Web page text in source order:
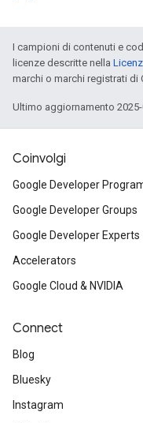
I campioni di contenuti e
licenze descritte nella
marchi o marchi registrati
Ultimo aggiornamento 2025-
Coinvolgi
Google Developer
Google Developer Groups
Google Developer Experts
Accelerators
Google Cloud & NVIDIA
Connect
Blog
Bluesky
Instagram